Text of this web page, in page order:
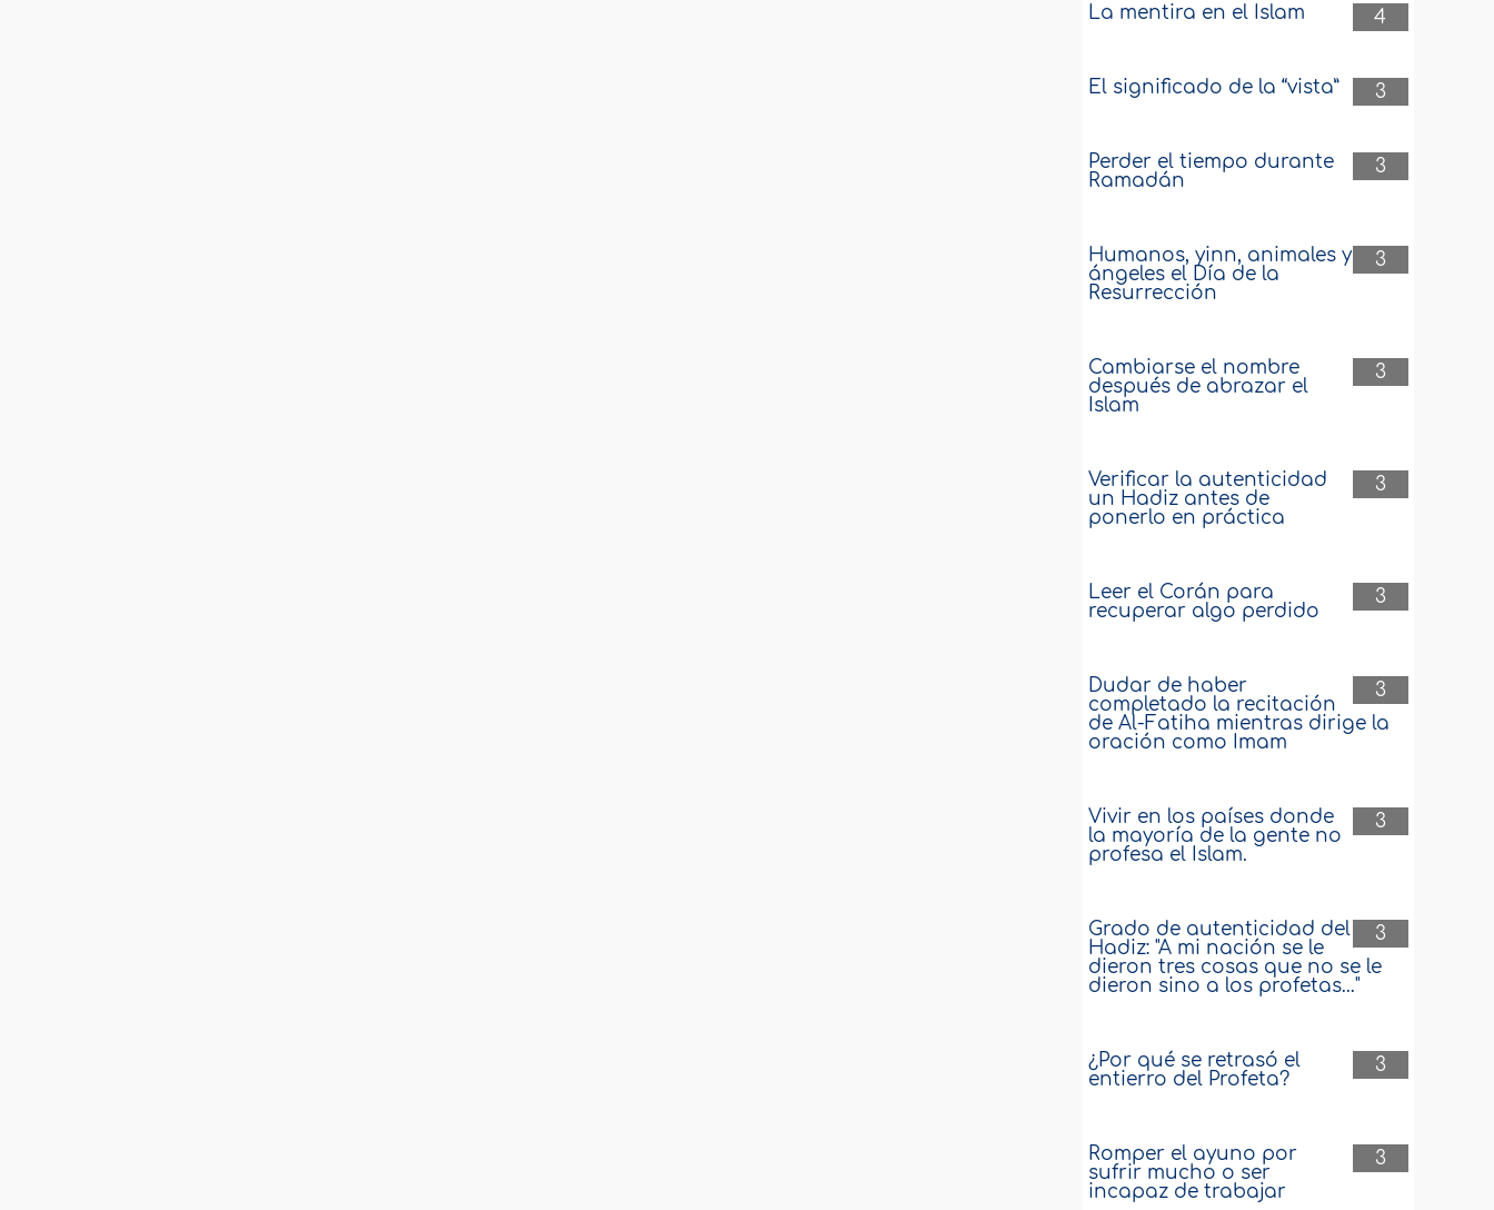
4
La mentira en el Islam
3
El significado de la “vista”
3
Perder el tiempo durante
Ramadán
3
Humanos, yinn, animales y
ángeles el Día de la
Resurrección
3
Cambiarse el nombre
después de abrazar el
Islam
3
Verificar la autenticidad
un Hadiz antes de
ponerlo en práctica
3
Leer el Corán para
recuperar algo perdido
3
Dudar de haber
completado la recitación
de Al-Fatiha mientras dirige la
oración como Imam
3
Vivir en los países donde
la mayoría de la gente no
profesa el Islam.
3
Grado de autenticidad del
Hadiz: "A mi nación se le
dieron tres cosas que no se le
dieron sino a los profetas..."
3
¿Por qué se retrasó el
entierro del Profeta?
3
Romper el ayuno por
sufrir mucho o ser
incapaz de trabajar